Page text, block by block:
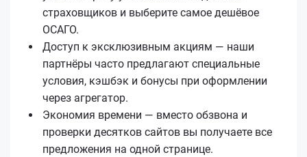
страховщиков и выберите самое дешёвое
ОСАГО.
Доступ к эксклюзивным акциям — наши
партнёры часто предлагают специальные
условия, кэшбэк и бонусы при оформлении
через агрегатор.
Экономия времени — вместо обзвона и
проверки десятков сайтов вы получаете все
предложения на одной странице.